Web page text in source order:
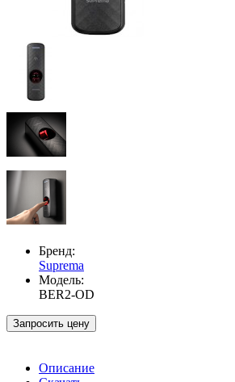
Бренд:
Suprema
Модель:
BER2-OD
Запросить цену
Описание